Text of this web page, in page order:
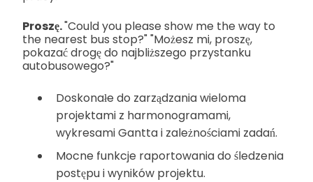
Proszę."Could you please show me the way to
the nearest bus stop?" "Możesz mi, proszę,
pokazać drogę do najbliższego przystanku
autobusowego?"
Doskonałe do zarządzania wieloma
projektami z harmonogramami,
wykresami Gantta i zależnościami zadań.
Mocne funkcje raportowania do śledzenia
postępu i wyników projektu.